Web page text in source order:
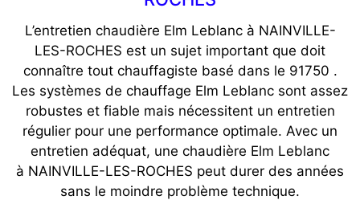
L’entretien chaudière Elm Leblanc à NAINVILLE-
LES-ROCHES est un sujet important que doit
connaître tout chauffagiste basé dans le 91750 .
Les systèmes de chauffage Elm Leblanc sont assez
robustes et fiable mais nécessitent un entretien
régulier pour une performance optimale. Avec un
entretien adéquat, une chaudière Elm Leblanc
à NAINVILLE-LES-ROCHES peut durer des années
sans le moindre problème technique.